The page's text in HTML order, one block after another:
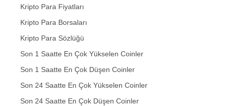
Kripto Para Fiyatları
Kripto Para Borsaları
Kripto Para Sözlüğü
Son 1 Saatte En Çok Yükselen Coinler
Son 1 Saatte En Çok Düşen Coinler
Son 24 Saatte En Çok Yükselen Coinler
Son 24 Saatte En Çok Düşen Coinler